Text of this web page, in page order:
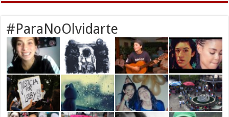
#ParaNoOlvidarte